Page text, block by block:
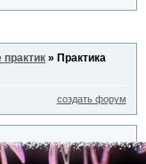
практик » Практика
создать форум